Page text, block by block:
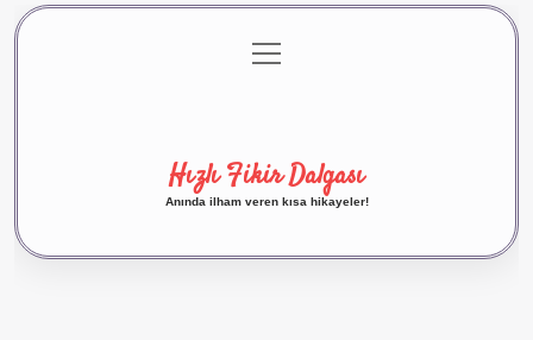
Gizlilik Politikası
menüyü
aç
Hızlı Fikir Dalgası
Anında ilham veren kısa hikayeler!